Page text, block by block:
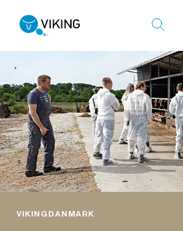
Log ind med det
VIKINGDANMARK